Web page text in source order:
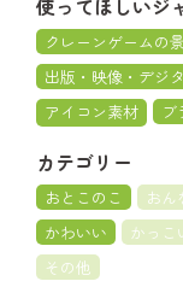
使ってほしいジ
クレーンゲームの
出版・映像・デジ
アイコン素材
ブ
カテゴリー
おとこのこ おん
かわいい
かっこ
その他